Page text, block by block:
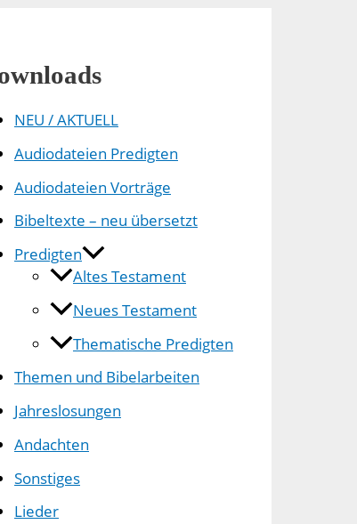
NEU / AKTUELL
Audiodateien Predigten
Audiodateien Vorträge
Bibeltexte – neu übersetzt
Predigten
Altes Testament
Neues Testament
Thematische Predigten
Themen und Bibelarbeiten
Jahreslosungen
Andachten
Sonstiges
Lieder